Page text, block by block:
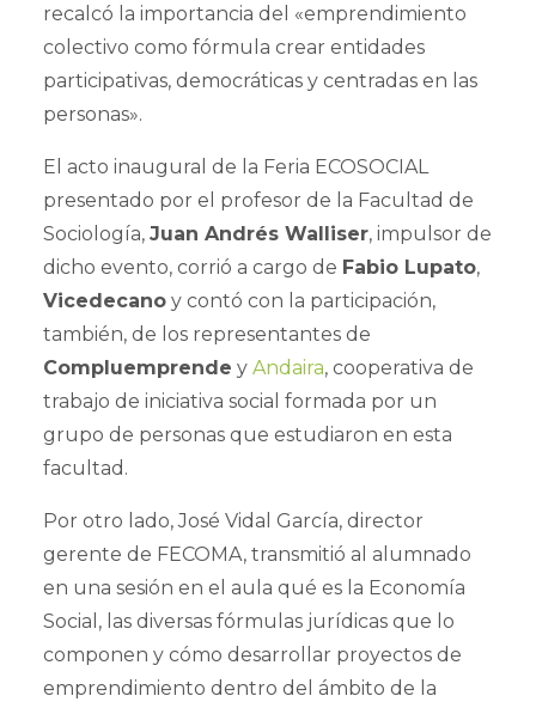
recalcó la importancia del «emprendimiento
colectivo como fórmula crear entidades
participativas, democráticas y centradas en las
personas».
El acto inaugural de la Feria ECOSOCIAL
presentado por el profesor de la Facultad de
Sociología, Juan Andrés Walliser, impulsor de
dicho evento, corrió a cargo de Fabio Lupato,
Vicedecanoy contó con la participación,
también, de los representantes de
Compluemprende y Andaira, cooperativa de
trabajo de iniciativa social formada por un
grupo de personas que estudiaron en esta
facultad.
Por otro lado, José Vidal García, director
gerente de FECOMA, transmitió al alumnado
en una sesión en el aula qué es la Economía
Social, las diversas fórmulas jurídicas que lo
componen y cómo desarrollar proyectos de
emprendimiento dentro del ámbito de la